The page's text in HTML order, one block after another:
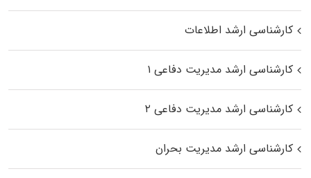
کارشناسی ارشد اطلاعات
کارشناسی ارشد مدیریت دفاعی ۱
کارشناسی ارشد مدیریت دفاعی ۲
کارشناسی ارشد مدیریت بحران